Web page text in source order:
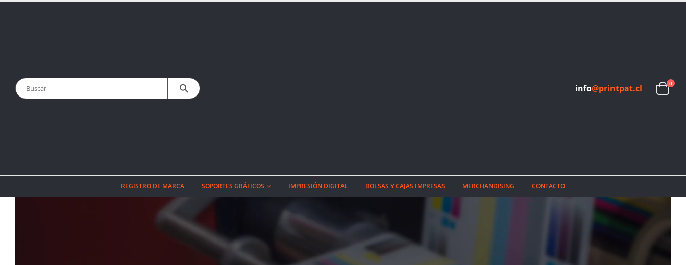
info@printpat.cl 0
REGISTRO DE MARCA SOPORTES GRÁFICOS IMPRESIÓN DIGITAL BOLSAS Y CAJAS IMPRESAS MERCHANDISING CONTACTO